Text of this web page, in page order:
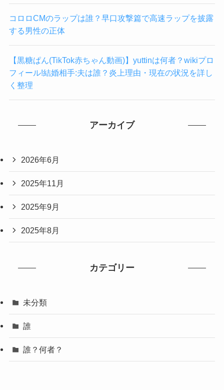
コロロCMのラップは誰？早口攻撃篇で高速ラップを披露
する男性の正体
【黒糖ぱん(TikTok赤ちゃん動画)】yuttinは何者？wikiプロ
フィール!結婚相手:夫は誰？炎上理由・現在の状況を詳し
く整理
アーカイブ
2026年6月
2025年11月
2025年9月
2025年8月
カテゴリー
未分類
誰
誰？何者？